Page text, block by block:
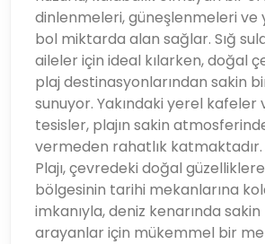
dinlenmeleri, güneşlenmeleri ve
bol miktarda alan sağlar. Sığ
aileler için ideal kılarken, doğal
plaj destinasyonlarından sakin
sunuyor. Yakındaki yerel kafeler
tesisler, plajın sakin
vermeden rahatlık katmaktadır.
Plajı, çevredeki doğal
bölgesinin tarihi mekanlarına
imkanıyla, deniz kenarında
arayanlar için mükemmel bir